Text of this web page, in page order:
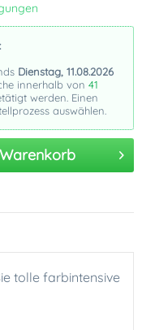
Dienstag, 11.08.2026
innerhalb von 41
werden. Einen
auswählen.
Warenkorb
tolle farbintensive